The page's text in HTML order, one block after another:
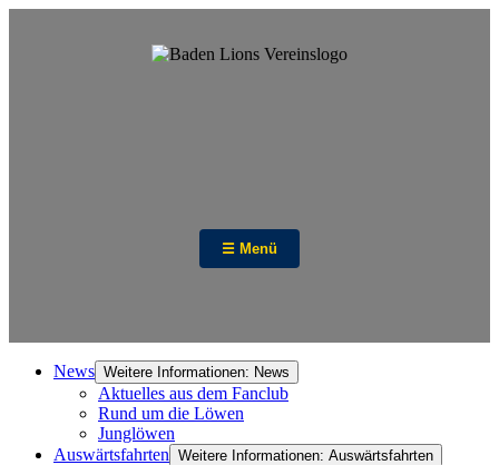
☰ Menü
News Weitere Informationen: News
Aktuelles aus dem Fanclub
Rund um die Löwen
Junglöwen
Auswärtsfahrten Weitere Informationen: Auswärtsfahrten